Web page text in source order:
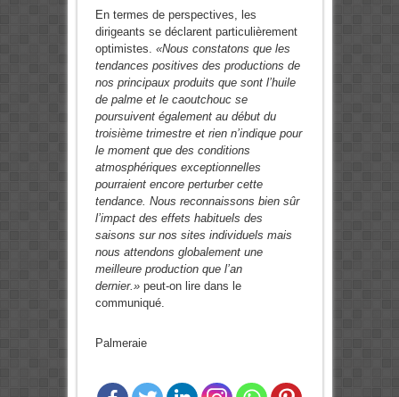
En termes de perspectives, les
dirigeants se déclarent particulièrement
optimistes. «Nous constatons que les
tendances positives des productions de
nos principaux produits que sont l’huile
de palme et le caoutchouc se
poursuivent également au début du
troisième trimestre et rien n’indique pour
le moment que des conditions
atmosphériques exceptionnelles
pourraient encore perturber cette
tendance. Nous reconnaissons bien sûr
l’impact des effets habituels des
saisons sur nos sites individuels mais
nous attendons globalement une
meilleure production que l’an
dernier.»peut-on lire dans le
communiqué.
Palmeraie